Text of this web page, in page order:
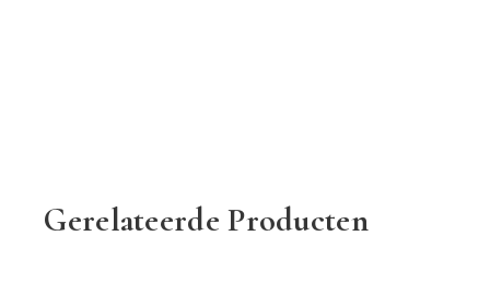
Gerelateerde Producten